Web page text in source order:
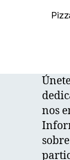
nos